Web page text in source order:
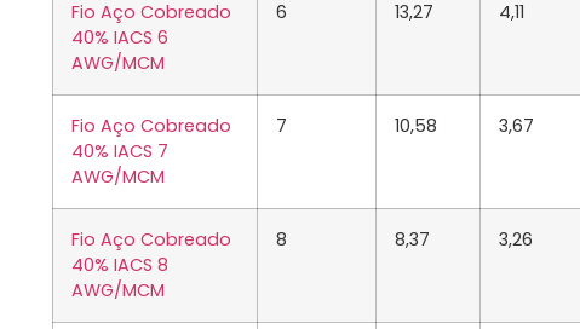
Fio Aço Cobreado
40% IACS 6
AWG/MCM
6 13,27 4,11
Fio Aço Cobreado
40% IACS 7
AWG/MCM
7 10,58 3,67
Fio Aço Cobreado
40% IACS 8
AWG/MCM
8 8,37 3,26